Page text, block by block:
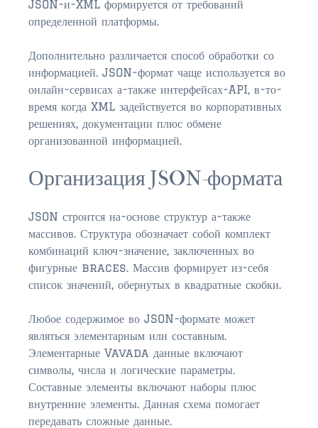
$500,000 – $750,000
$750,000 – $1,000,000
$1,000,000 – $2,000,000
$2,000,000 and up
PALATKA
$350,000 – $500,000
$500,000 – $750,000
$750,000 – $1,000,000
$1,000,000 – $2,000,000
$2,000,000 and up
PRESALE TICKETS
JSON-и-XML формируется от требований
определенной платформы.
Дополнительно различается способ обработки со
информацией. JSON-формат чаще используется во
онлайн-сервисах а-также интерфейсах-API, в-то-
время когда XML задействуется во корпоративных
решениях, документации плюс обмене
организованной информацией.
Организация JSON-формата
JSON строится на-основе структур а-также
массивов. Структура обозначает собой комплект
комбинаций ключ-значение, заключенных во
фигурные braces. Массив формирует из-себя
список значений, обернутых в квадратные скобки.
Любое содержимое во JSON-формате может
являться элементарным или составным.
Элементарные Vavada данные включают
символы, числа и логические параметры.
Составные элементы включают наборы плюс
внутренние элементы. Данная схема помогает
передавать сложные данные.